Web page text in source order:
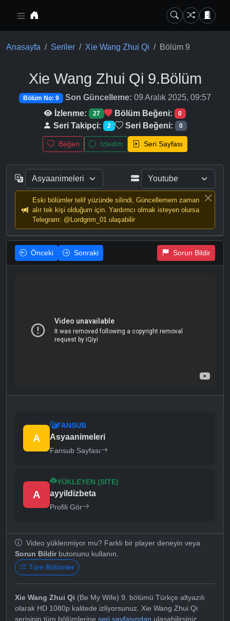
Anasayfa Seriler Xie Wang Zhui Qi Bölüm 9
Xie Wang Zhui Qi 9.Bölüm
Bölüm No: 9 Son Güncelleme: 09 Aralık 2025, 09:57
İzlenme:
27 Bölüm Beğeni: 0
Seri Takipçi: 2 Seri Beğeni: 0
Beğen İzledim Seri Sayfası
Eski bölümler telif yüzünde silindi, Güncellemem zaman
alır tek kişi olduğum için. Yardımcı olmak isteyen olursa
Telegram: @Lordgrim_01 ulaşabilir
Önceki Sonraki Sorun Bildir
A
FANSUB
Asyaanimeleri
Fansub Sayfası
A
YÜKLEYEN (SITE)
ayyildizbeta
Profili Gör
Video yüklenmiyor mu? Farklı bir player deneyin veya
Sorun Bildirbutonunu kullanın.
Tüm Bölümler
Xie Wang Zhui Qi (Be My Wife) 9. bölümü Türkçe altyazılı
olarak HD 1080p kalitede izliyorsunuz. Xie Wang Zhui Qi
serisinin tüm bölümlerine seri sayfasından ulaşabilirsiniz.